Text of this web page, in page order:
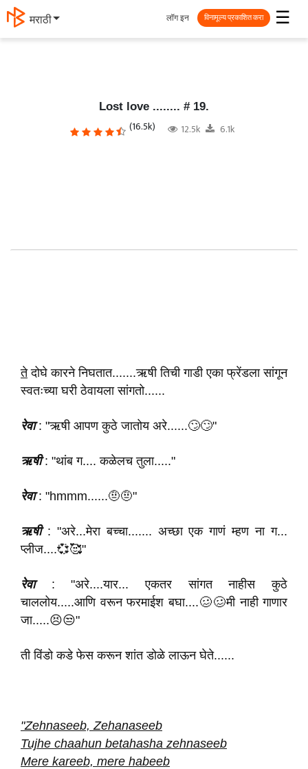
தமிழ் ☰
लॉग इन विनामूल्य प्रकाशित करा
Lost love ........ # 19.
(16.5k) 12.5k 6.1k
तेदोघे कारने निघतात.......ऋषी तिची गाडी एका फ्रेंडला सांगून
स्वतःच्या घरी ठेवायला सांगतो......
रेवा: "ऋषी आपण कुठे जातोय अरे......🙄🙄"
ऋषी: "थांब ग.... कळेलच तुला....."
रेवा: "hmmm......🤨🤨"
ऋषी: "अरे...मेरा बच्चा....... अच्छा एक गाणं म्हण ना ग...
प्लीज....💞🥰"
रेवा: "अरे....यार... एकतर सांगत नाहीस कुठे
चाललोय.....आणि वरून फरमाईश बघा....🥴🥴मी नाही गाणार
जा.....😣😒"
ती विंडो कडे फेस करून शांत डोळे लाऊन घेते......
"Zehnaseeb, Zehanaseeb
Tujhe chaahun betahasha zehnaseeb
Mere kareeb, mere habeeb